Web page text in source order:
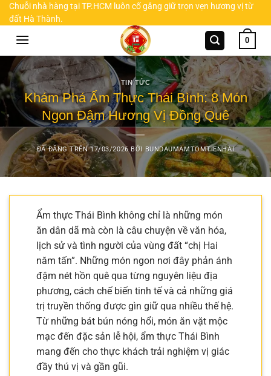
Chuyển
đến
Chuỗi nhà hàng tại TP.HCM luôn cố gắng giữ trọn vẹn hương vị từ
đất Hà Thành.
0
TIN TỨC
Khám Phá Ẩm Thực Thái Bình: 8 Món
Ngon Đậm Hương Vị Đồng Quê
ĐÃ ĐĂNG TRÊN17/03/2026 BỞI BUNDAUMAMTOMTIENHAI
Ẩm thực Thái Bình không chỉ là những món
ăn dân dã mà còn là câu chuyện về văn hóa,
lịch sử và tình người của vùng đất “chị Hai
năm tấn”. Những món ngon nơi đây phản ánh
đậm nét hồn quê qua từng nguyên liệu địa
phương, cách chế biến tinh tế và cả những giá
trị truyền thống được gìn giữ qua nhiều thế hệ.
Từ những bát bún nóng hổi, món ăn vặt mộc
mạc đến đặc sản lễ hội, ẩm thực Thái Bình
mang đến cho thực khách trải nghiệm vị giác
đầy thú vị và gần gũi.